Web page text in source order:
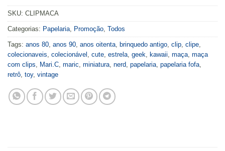
SKU: CLIPMACA
Categorias: Papelaria Promoção Todos
Tags: anos 80 anos 90 anos oitenta brinquedo antigo clip clipe
colecionaveis colecionável cute estrela geek kawaii maça maça
com clips
Mari.C maric miniatura nerd papelaria papelaria fofa
retrô toy, vintage